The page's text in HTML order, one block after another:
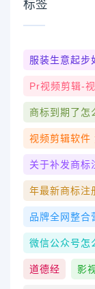
标签
服装生意起步
Pr视频剪辑-
商标到期了怎
视频剪辑软件
关于补发商标
年最新商标注
品牌全网整合
微信公众号怎
道德经 影